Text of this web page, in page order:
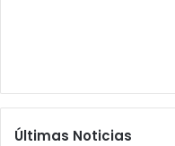
Últimas Noticias